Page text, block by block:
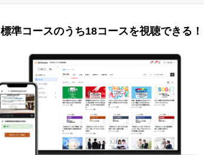
標準コースのうち18コースを視聴できる！